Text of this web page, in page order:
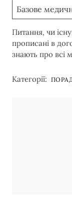
Базове
Питання, чи
прописані в
знають про всі
Категорії: